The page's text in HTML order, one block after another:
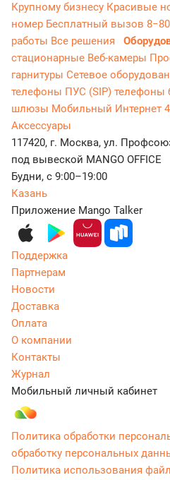
Крупному бизнесу Красивые
номер Бесплатный вызов
работы Все решения
стационарные Веб-камеры
гарнитуры Сетевое
телефоны ПУС (SIP) телефоны
шлюзы Мобильный Интернет
Аксессуары
117420, г. Москва, ул.
под вывеской MANGO OFFICE
Будни, с 9:00–19:00
Казань
Приложение Mango Talker
Поддержка
Партнерам
Новости
Доставка
Оплата
О компании
Контакты
Журнал
Мобильный личный кабинет
Политика обработки
обработку персональных
Политика использования